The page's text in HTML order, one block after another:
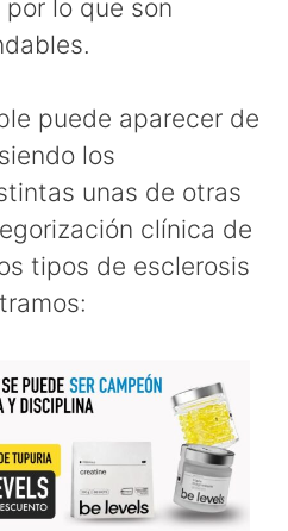
lo que son
puede aparecer de
los
unas de otras
clínica de
tipos de esclerosis